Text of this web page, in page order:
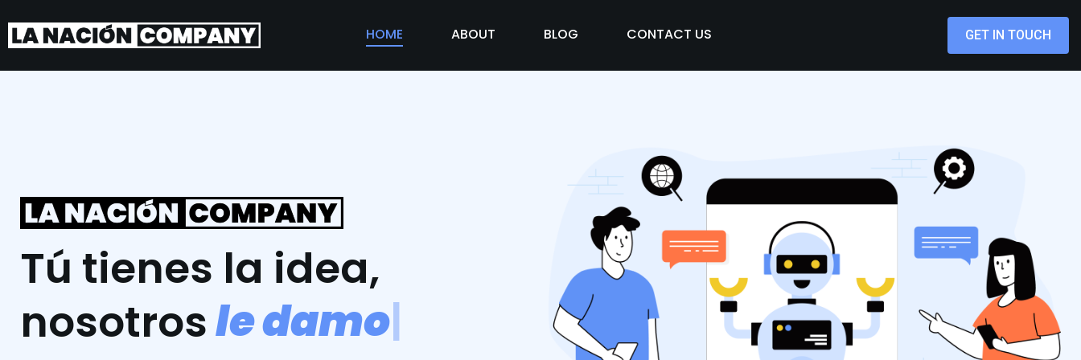
HOME ABOUT BLOG CONTACT US GET IN TOUCH
Tú tienes la idea,
nosotrosledamos